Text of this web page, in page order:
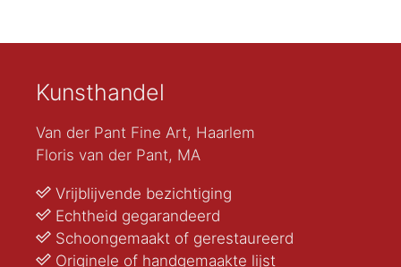
Kunsthandel
Van der Pant Fine Art, Haarlem
Floris van der Pant, MA
Vrijblijvende bezichtiging
Echtheid gegarandeerd
Schoongemaakt of gerestaureerd
Originele of handgemaakte lijst